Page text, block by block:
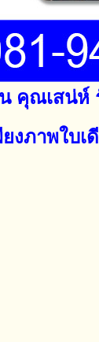
คุณเสน่ห์
งภาพใบเ